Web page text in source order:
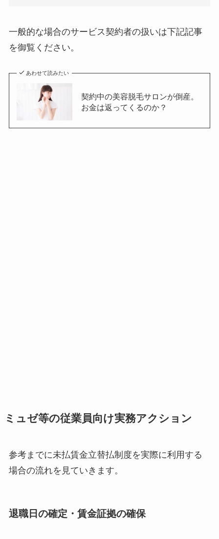
一般的な場合のサービス契約者の扱いは下記記事
を御覧ください。
あわせて読みたい
契約中の美容脱毛サロンが倒産。
お金は返ってくるのか？
ミュゼ等の従業員向け実務アクション
参考までに未払賃金立替払制度を実際に利用する
場合の流れを見ていきます。
退職日の確定・賃金証拠の確保